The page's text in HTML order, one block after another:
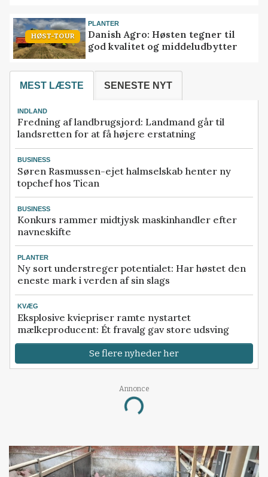
HØST-TOUR
PLANTER
Danish Agro: Høsten tegner til
god kvalitet og middeludbytter
MEST LÆSTE SENESTE NYT
INDLAND
Fredning af landbrugsjord: Landmand går til
landsretten for at få højere erstatning
BUSINESS
Søren Rasmussen-ejet halmselskab henter ny
topchef hos Tican
BUSINESS
Konkurs rammer midtjysk maskinhandler efter
navneskifte
PLANTER
Ny sort understreger potentialet: Har høstet den
eneste mark i verden af sin slags
KVÆG
Eksplosive kviepriser ramte nystartet
mælkeproducent: Ét fravalg gav store udsving
Se flere nyheder her
Annonce
Loading...